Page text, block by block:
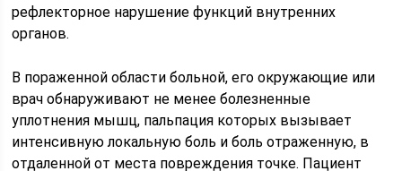
рефлекторное нарушение функций внутренних
органов.
В пораженной области больной, его окружающие или
врач обнаруживают не менее болезненные
уплотнения мышц, пальпация которых вызывает
интенсивную локальную боль и боль отраженную, в
отдаленной от места повреждения точке. Пациент